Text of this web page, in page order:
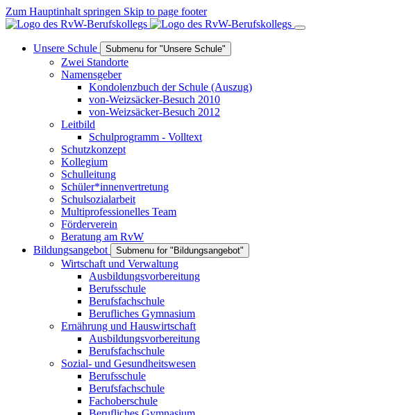
Zum Hauptinhalt springen Skip to page footer
Unsere Schule Submenu for "Unsere Schule"
Zwei Standorte
Namensgeber
Kondolenzbuch der Schule (Auszug)
von-Weizsäcker-Besuch 2010
von-Weizsäcker-Besuch 2012
Leitbild
Schulprogramm - Volltext
Schutzkonzept
Kollegium
Schulleitung
Schüler*innenvertretung
Schulsozialarbeit
Multiprofessionelles Team
Förderverein
Beratung am RvW
Bildungsangebot
Submenu for "Bildungsangebot"
Wirtschaft und Verwaltung
Ausbildungsvorbereitung
Berufsschule
Berufsfachschule
Berufliches Gymnasium
Ernährung und Hauswirtschaft
Ausbildungsvorbereitung
Berufsfachschule
Sozial- und Gesundheitswesen
Berufsschule
Berufsfachschule
Fachoberschule